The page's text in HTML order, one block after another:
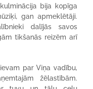
bija kopīga
gan apmeklētāji.
dalījās savos
tikšanās reizēm arī
par Viņa vadību,
žēlastībām.